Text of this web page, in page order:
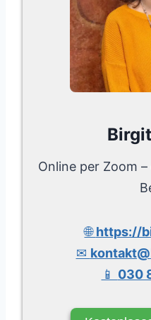
Online per Zoom
🌐https://
✉
📱 030